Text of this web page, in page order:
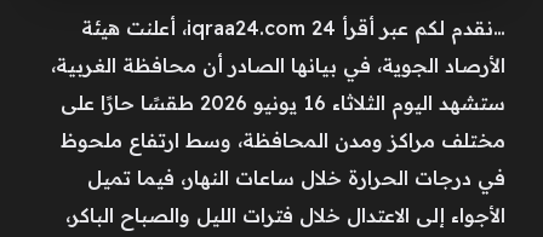
…نقدم لكم عبر أقرأ 24 iqraa24.com، أعلنت هيئة
الأرصاد الجوية، في بيانها الصادر أن محافظة الغربية،
ستشهد اليوم الثلاثاء 16 يونيو 2026 طقسًا حارًا على
مختلف مراكز ومدن المحافظة، وسط ارتفاع ملحوظ
في درجات الحرارة خلال ساعات النهار، فيما تميل
الأجواء إلى الاعتدال خلال فترات الليل والصباح الباكر،